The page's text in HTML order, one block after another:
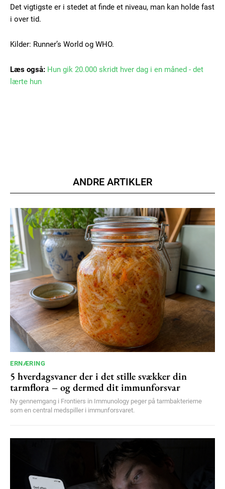
/ forever
Etiam est nibh, lobortis sit
Ut mollis pellentesque tortor
Nullam eu erat condimentum
Member full access
100DKK / year
Etiam est nibh, lobortis sit
Praesent euismod ac
Ut mollis pellentesque tortor
Nullam eu erat condimentum
Donec quis est ac felis
Orci varius natoque dolor
YEARLY PRICING MONTHLY PRICING
Det vigtigste er i stedet at finde et niveau, man kan holde fast
i over tid.
Kilder: Runner’s World og WHO.
Læs også: Hun gik 20.000 skridt hver dag i en måned - det
lærte hun
ANDRE ARTIKLER
ERNÆRING
5 hverdagsvaner der i det stille svækker din
tarmflora – og dermed dit immunforsvar
Ny gennemgang i Frontiers in Immunology peger på tarmbakterierne
som en central medspiller i immunforsvaret.